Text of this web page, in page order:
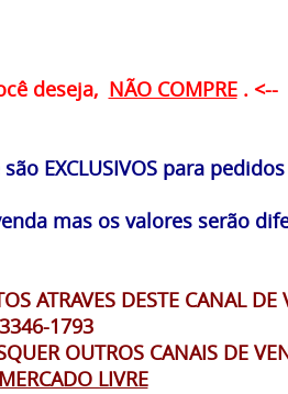
deseja, NÃO COMPRE. <--
EXCLUSIVOS para
mas os valores serão
ATRAVES DESTE CANAL DE
1793
OUTROS CANAIS DE
LIVRE